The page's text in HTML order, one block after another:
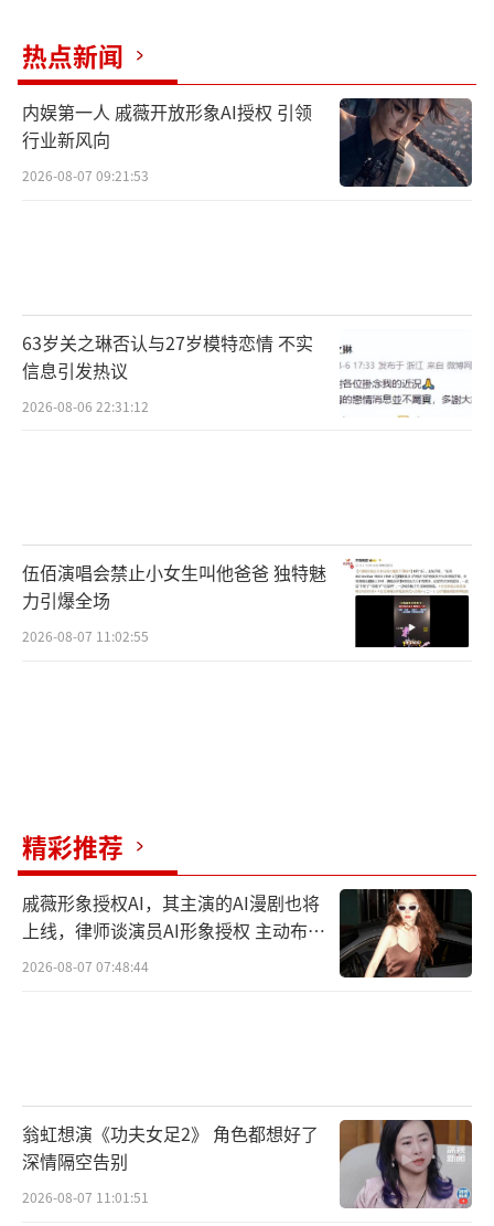
花膳食纤维含量达4.1g/100g，刮油又顶饱。
二、高纤维蔬菜类：低卡清肠王
核心逻辑：高水分+高纤维蔬菜占比超5
0%，增加胃容积却几乎不供能，促进肠道蠕
食材：菠菜250g（80大卡）、鸡蛋1个（8
0大卡）
调料：蒜末、盐
段；鸡蛋打散炒熟盛出；
②少油炒香蒜末，下菠菜快速翻炒，加鸡
2.香菇炒西芹
食材：香菇5朵（25大卡）、西芹200g（4
0大卡）、百合30g（30大卡）
①香菇切片，西芹切段，百合掰开；全部
食材焯水1分钟（西芹保持脆感）；
②少油炒香香菇，加西芹、百合翻炒，生
热点新闻
内娱第一人 戚薇开放形象AI授权 引领
行业新风向
2026-08-07 09:21:53
63岁关之琳否认与27岁模特恋情 不实
信息引发热议
2026-08-06 22:31:12
伍佰演唱会禁止小女生叫他爸爸 独特魅
力引爆全场
2026-08-07 11:02:55
精彩推荐
戚薇形象授权AI，其主演的AI漫剧也将
上线，律师谈演员AI形象授权 主动布局
数字资产
2026-08-07 07:48:44
翁虹想演《功夫女足2》 角色都想好了
深情隔空告别
2026-08-07 11:01:51